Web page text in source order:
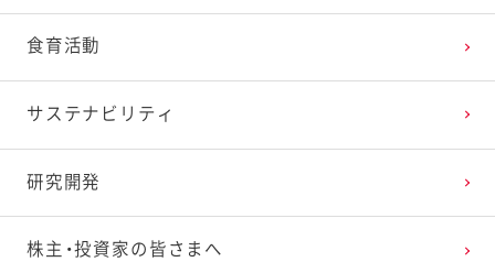
2025年2月
2025年1月
2024年3月
2024年2月
2023年4月
2023年3月
2022年5月
2022年4月
2021年6月
2021年5月
2020年7月
2020年6月
2019年8月
2019年7月
食育活動
サステナビリティ
研究開発
株主・投資家の皆さまへ